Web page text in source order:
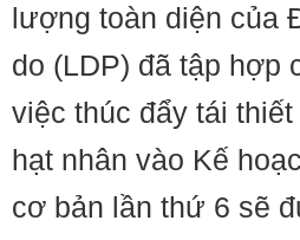
lượng toàn diện của
do (LDP) đã tập hợp
việc thúc đẩy tái
hạt nhân vào Kế
cơ bản lần thứ 6 sẽ